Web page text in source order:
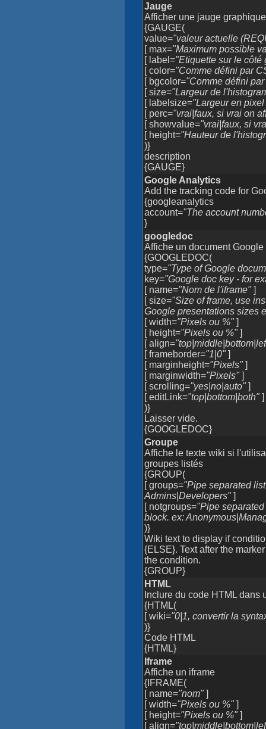
Jauge
Afficher une jauge graphique
{GAUGE(
value="valeur actuelle
[ max="Maximum possible
[ label="Etiquette sur le
[ color="Comme défini par
[ bgcolor="Comme défini
[ size="Largeur de
[ labelsize="Largeur en
[ perc="vrai|faux, si vrai on
[ showvalue="vrai|faux, si
[ height="Hauteur de
)}
description
{GAUGE}
Google Analytics
Add the tracking code for
{googleanalytics
account="The account
}
googledoc
Affiche un document Google
{GOOGLEDOC(
type="Type of Google
key="Google doc key - for
[ name="Nom de l'iframe"]
[ size="Size of frame, use
Google presentations sizes
[ width="Pixels ou %"]
[ height="Pixels ou %"]
[ align=
[ frameborder="1|0"]
[ marginheight="Pixels"]
[ marginwidth="Pixels"]
[ scrolling="yes|no|auto"]
[ editLink="top|bottom|both"]
)}
Laisser vide.
{GOOGLEDOC}
Groupe
Affiche le texte wiki si
groupes listés
{GROUP(
[ groups="Pipe separated
Admins|Developers"]
[ notgroups="Pipe
block. ex:
)}
Wiki text to display if
{ELSE}. Text after the
the condition.
{GROUP}
HTML
Inclure du code HTML dans
{HTML(
[ wiki="0|1, convertir la
)}
Code HTML
{HTML}
Iframe
Affiche un iframe
{IFRAME(
[ name="nom"]
[ width="Pixels ou %"]
[ height="Pixels ou %"]
[ align=